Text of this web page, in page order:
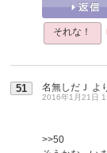
それな！
51 名無しだＪ よ
2016年1月21日
>>50